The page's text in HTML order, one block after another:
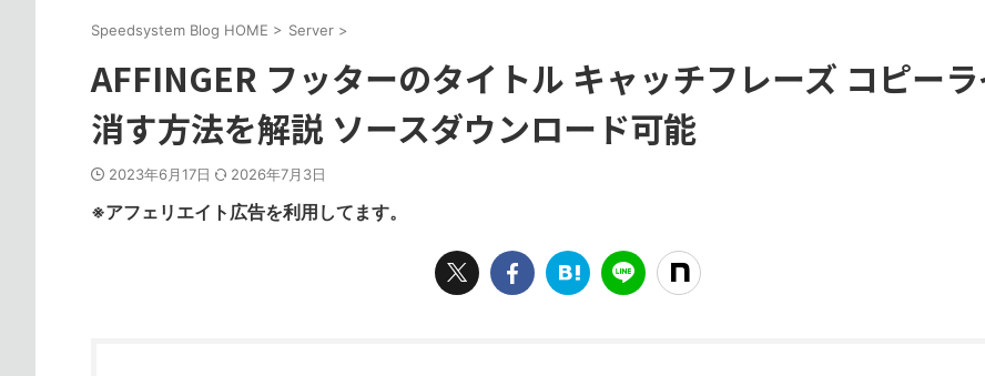
Speedsystem Blog HOME > Server >
AFFINGER フッターのタイトル キャッチフレーズ コピー
消す方法を解説 ソースダウンロード可能
2023年6月17日 2026年7月3日
※アフェリエイト広告を利用してます。